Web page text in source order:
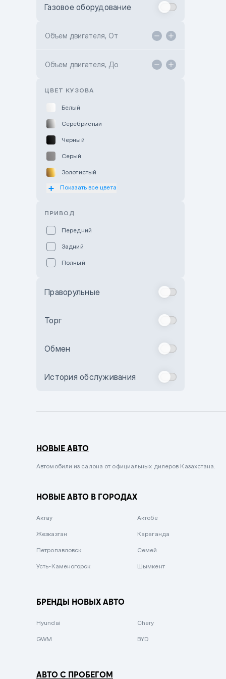
Toyota Kokshetau
Hyundai ShymCity
Газовое оборудование
Объем двигателя, От
Объем двигателя, До
ЦВЕТ КУЗОВА
Белый
Серебристый
Черный
Серый
Золотистый
Оранжевый
Бежевый
Комбинированный
Сиреневый металлик
Вишневый
Зеленый металлик
Показать все цвета
ПРИВОД
Передний
Задний
Полный
Праворульные
Торг
Обмен
История обслуживания
НОВЫЕ АВТО
Автомобили из салона от официальных дилеров Казахстана.
НОВЫЕ АВТО В ГОРОДАХ
Актау Актобе
Жезказган Караганда
Петропавловск Семей
Усть-Каменогорск Шымкент
БРЕНДЫ НОВЫХ АВТО
Hyundai Chery
GWM BYD
АВТО С ПРОБЕГОМ